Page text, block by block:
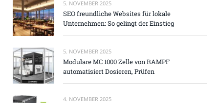
5. NOVEMBER 2025
SEO freundliche Websites für lokale
Unternehmen: So gelingt der Einstieg
5. NOVEMBER 2025
Modulare MC 1000 Zelle von RAMPF
automatisiert Dosieren, Prüfen
4. NOVEMBER 2025